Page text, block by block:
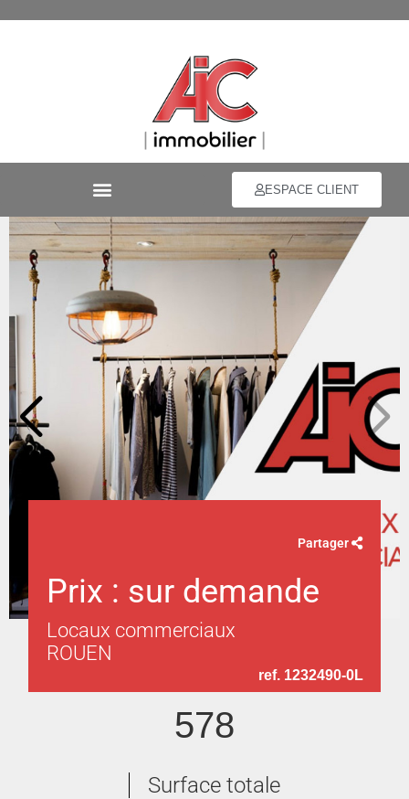
ESPACE CLIENT
Partager
Prix : sur demande
Locaux commerciaux
ROUEN
ref. 1232490-0L
578
Surface totale